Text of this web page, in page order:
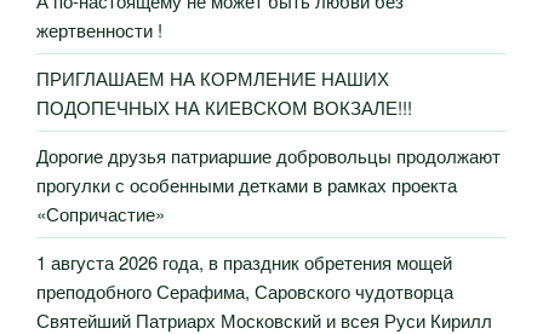
жертвенности !
ПРИГЛАШАЕМ НА КОРМЛЕНИЕ НАШИХ
ПОДОПЕЧНЫХ НА КИЕВСКОМ ВОКЗАЛЕ!!!
Дорогие друзья патриаршие добровольцы продолжают
прогулки с особенными детками в рамках проекта
«Сопричастие»
1 августа 2026 года, в праздник обретения мощей
преподобного Серафима, Саровского чудотворца
Святейший Патриарх Московский и всея Руси Кирилл